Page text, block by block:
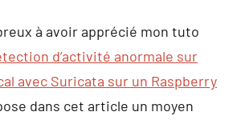
à avoir apprécié mon tuto
d’activité anormale sur
avec Suricata sur un Raspberry
dans cet article un moyen